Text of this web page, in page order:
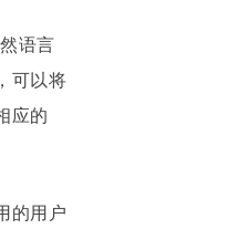
语言
可以将
应的
的用户